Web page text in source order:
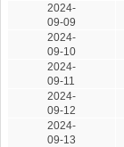
2024-
09-09
2024-
09-10
2024-
09-11
2024-
09-12
2024-
09-13